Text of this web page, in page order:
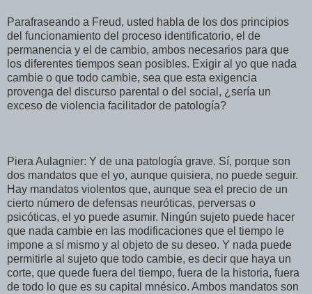
Parafraseando a Freud, usted habla de los dos principios
del funcionamiento del proceso identificatorio, el de
permanencia y el de cambio, ambos necesarios para que
los diferentes tiempos sean posibles. Exigir al yo que nada
cambie o que todo cambie, sea que esta exigencia
provenga del discurso parental o del social, ¿sería un
exceso de violencia facilitador de patología?
Piera Aulagnier: Y de una patología grave. Sí, porque son
dos mandatos que el yo, aunque quisiera, no puede seguir.
Hay mandatos violentos que, aunque sea el precio de un
cierto número de defensas neuróticas, perversas o
psicóticas, el yo puede asumir. Ningún sujeto puede hacer
que nada cambie en las modificaciones que el tiempo le
impone a sí mismo y al objeto de su deseo. Y nada puede
permitirle al sujeto que todo cambie, es decir que haya un
corte, que quede fuera del tiempo, fuera de la historia, fuera
de todo lo que es su capital mnésico. Ambos mandatos son